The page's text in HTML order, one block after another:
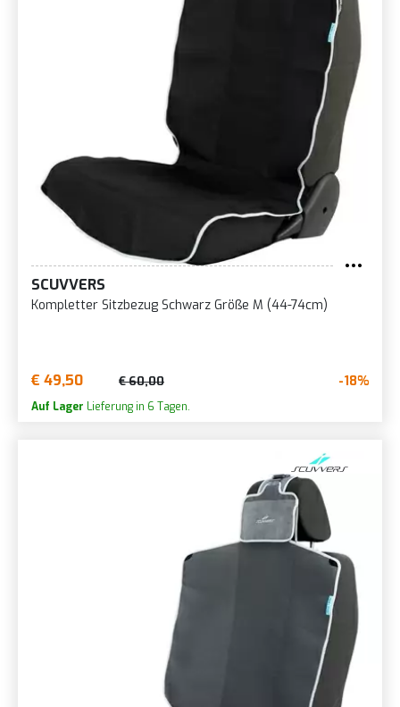
SCUVVERS
Kompletter Sitzbezug Schwarz Größe M (44-74cm)
€ 49,50 € 60,00 -18%
Auf Lager Lieferung in 6 Tagen.